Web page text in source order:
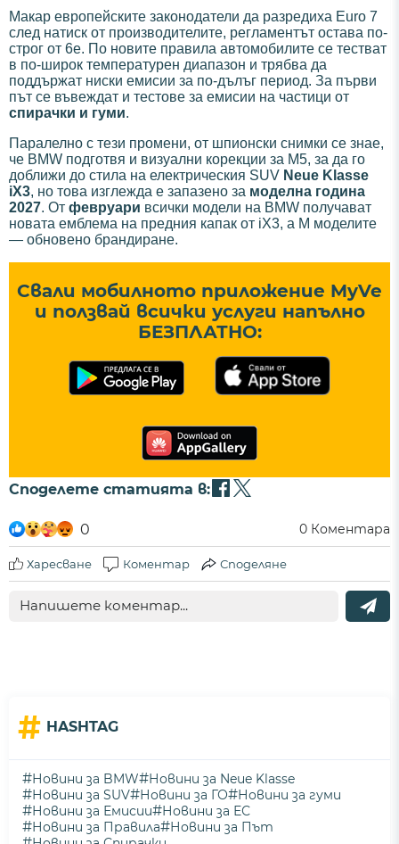
Макар европейските законодатели да разредиха Euro 7
след натиск от производителите, регламентът остава по-
строг от 6e. По новите правила автомобилите се тестват
в по-широк температурен диапазон и трябва да
поддържат ниски емисии за по-дълъг период. За първи
път се въвеждат и тестове за емисии на частици от
спирачки и гуми.
Паралелно с тези промени, от шпионски снимки се знае,
че BMW подготвя и визуални корекции за M5, за да го
доближи до стила на електрическия SUV Neue Klasse
iX3, но това изглежда е запазено за моделна година
2027. От февруари всички модели на BMW получават
новата емблема на предния капак от iX3, а M моделите
— обновено брандиране.
Свали мобилното приложение MyVe
и ползвай всички услуги напълно
БЕЗПЛАТНО:
Споделете статията в:
0 0 Коментара
Харесване Коментар Споделяне
# HASHTAG
#Новини за BMW#Новини за Neue Klasse
#Новини за SUV#Новини за ГО#Новини за гуми
#Новини за Емисии#Новини за ЕС
#Новини за Правила#Новини за Път